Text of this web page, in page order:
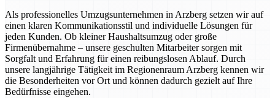
Als professionelles Umzugsunternehmen in Arzberg setzen wir auf
einen klaren Kommunikationsstil und individuelle Lösungen für
jeden Kunden. Ob kleiner Haushaltsumzug oder große
Firmenübernahme – unsere geschulten Mitarbeiter sorgen mit
Sorgfalt und Erfahrung für einen reibungslosen Ablauf. Durch
unsere langjährige Tätigkeit im Regionenraum Arzberg kennen wir
die Besonderheiten vor Ort und können dadurch gezielt auf Ihre
Bedürfnisse eingehen.